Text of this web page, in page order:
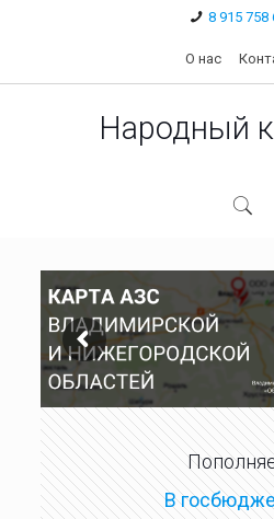
8 915 758
О нас
Народный
В